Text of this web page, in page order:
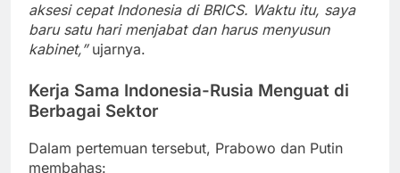
aksesi cepat Indonesia di BRICS. Waktu itu, saya
baru satu hari menjabat dan harus menyusun
kabinet,”ujarnya.
Kerja Sama Indonesia-Rusia Menguat di
Berbagai Sektor
Dalam pertemuan tersebut, Prabowo dan Putin
membahas: